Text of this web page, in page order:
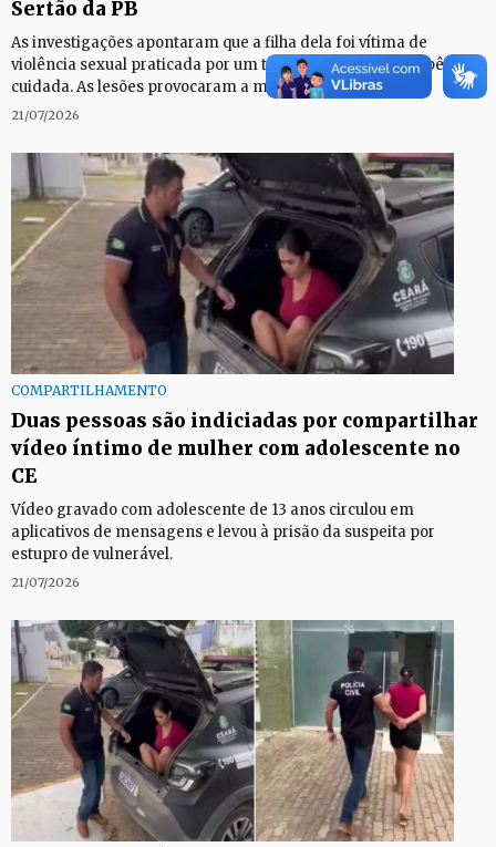
Sertão da PB
As investigações apontaram que a filha dela foi vítima de
violência sexual praticada por um terceiro por quem a bebê era
cuidada. As lesões provocaram a morte da criança.
21/07/2026
COMPARTILHAMENTO
Duas pessoas são indiciadas por compartilhar
vídeo íntimo de mulher com adolescente no
CE
Vídeo gravado com adolescente de 13 anos circulou em
aplicativos de mensagens e levou à prisão da suspeita por
estupro de vulnerável.
21/07/2026